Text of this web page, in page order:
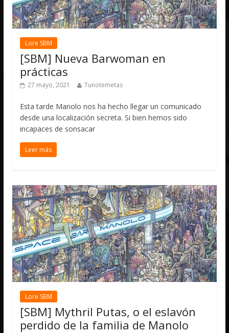
Lore SBM
[SBM] Nueva Barwoman en
prácticas
27 mayo, 2021 Tunotemetas
Esta tarde Manolo nos ha hecho llegar un comunicado
desde una localización secreta. Si bien hemos sido
incapaces de sonsacar
Leer más
Lore SBM
[SBM] Mythril Putas, o el eslavón
perdido de la familia de Manolo